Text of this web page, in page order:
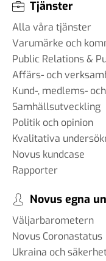
Tjänster
Alla våra tjänster
Varumärke och
Public Relations &
Affärs- och
Kund-, medlems-
Samhällsutveckling
Politik och opinion
Kvalitativa
Novus kundcase
Rapporter
Novus egna
Väljarbarometern
Novus Coronastatus
Ukraina och